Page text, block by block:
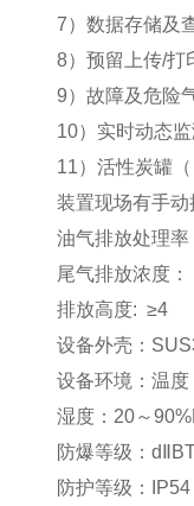
7）数据存储及
8）预留上传/打
9）故障及危险
10）实时动态
11）活性炭罐
装置现场有手
油气排放处理率
尾气排放浓度：
排放高度: ≥4
设备外壳：
设备环境：温度
湿度： 20～
防爆等级：
防护等级：
IP54